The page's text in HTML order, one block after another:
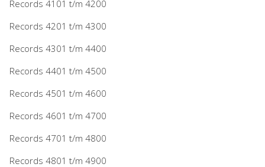
Records 4101 t/m 4200
Records 4201 t/m 4300
Records 4301 t/m 4400
Records 4401 t/m 4500
Records 4501 t/m 4600
Records 4601 t/m 4700
Records 4701 t/m 4800
Records 4801 t/m 4900